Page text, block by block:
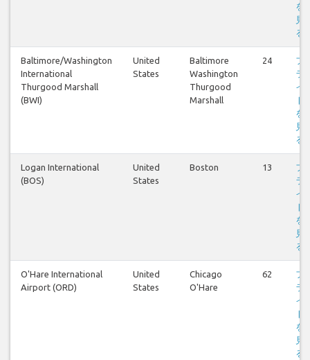
を
見
る
Baltimore/Washington
International
Thurgood Marshall
(BWI)
United
States
Baltimore
Washington
Thurgood
Marshall
24
フ
ラ
イ
ト
を
見
る
Logan International
(BOS)
United
States
Boston 13
フ
ラ
イ
ト
を
見
る
O'Hare International
Airport (ORD)
United
States
Chicago
O'Hare
62
フ
ラ
イ
ト
を
見
る